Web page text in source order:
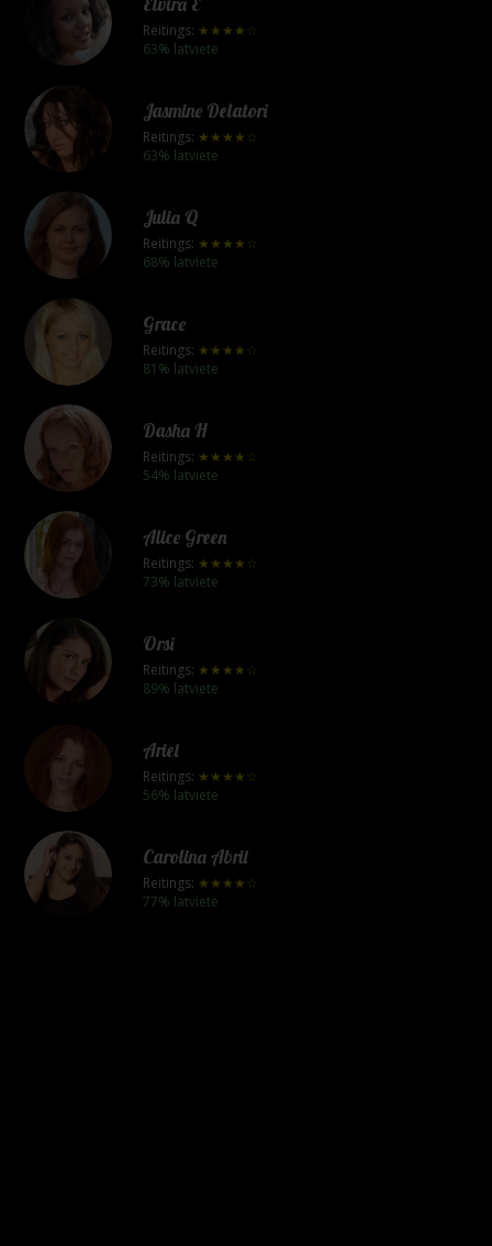
Reitings: ★★★★☆
63% latviete
Jasmine Delatori
Reitings: ★★★★☆
63% latviete
Julia Q
Reitings: ★★★★☆
68% latviete
Grace
Reitings: ★★★★☆
81% latviete
Dasha H
Reitings: ★★★★☆
54% latviete
Alice Green
Reitings: ★★★★☆
73% latviete
Orsi
Reitings: ★★★★☆
89% latviete
Ariel
Reitings: ★★★★☆
56% latviete
Carolina Abril
Reitings: ★★★★☆
77% latviete